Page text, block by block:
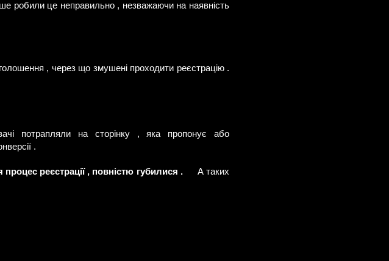
робили це неправильно , незважаючи на наявність
, через що змушені проходити реєстрацію .
потрапляли на сторінку , яка пропонує або
.
реєстрації , повністю губилися .
А таких